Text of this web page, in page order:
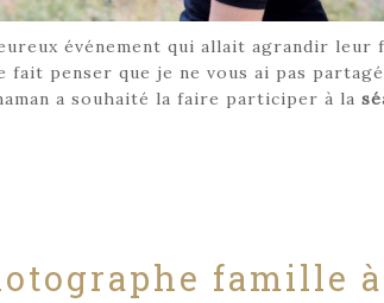
événement qui allait agrandir leur
fait penser que je ne vous ai pas
a souhaité la faire participer à la
famille